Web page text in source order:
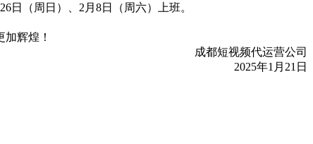
日（周日）、2月8日（周六）上班。
辉煌！
成都短视频代运营公司
2025年1月21日